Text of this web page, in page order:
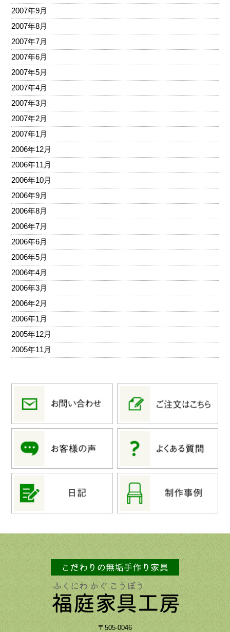
2007年9月
2007年8月
2007年7月
2007年6月
2007年5月
2007年4月
2007年3月
2007年2月
2007年1月
2006年12月
2006年11月
2006年10月
2006年9月
2006年8月
2006年7月
2006年6月
2006年5月
2006年4月
2006年3月
2006年2月
2006年1月
2005年12月
2005年11月
〒505-0046